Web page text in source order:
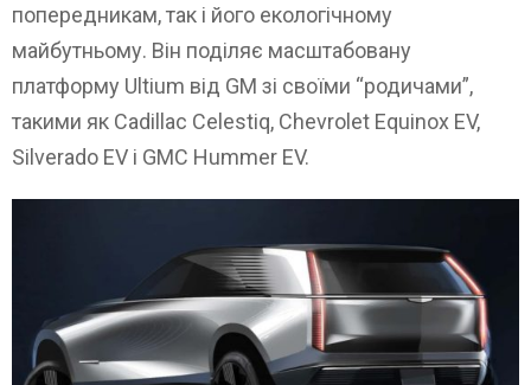
попередникам, так і його екологічному
майбутньому. Він поділяє масштабовану
платформу Ultium від GM зі своїми “родичами”,
такими як Cadillac Celestiq, Chevrolet Equinox EV,
Silverado EV і GMC Hummer EV.